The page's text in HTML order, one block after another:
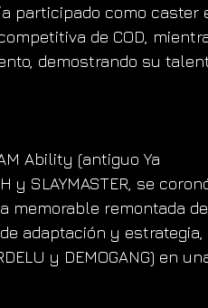
participado como
de COD,
demostrando su
Ability (antiguo Ya
y SLAYMASTER, se
memorable remontada
adaptación y
y DEMOGANG) en